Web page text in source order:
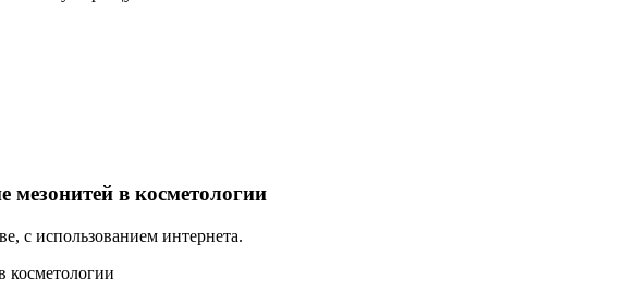
мезонитей в косметологии
с использованием интернета.